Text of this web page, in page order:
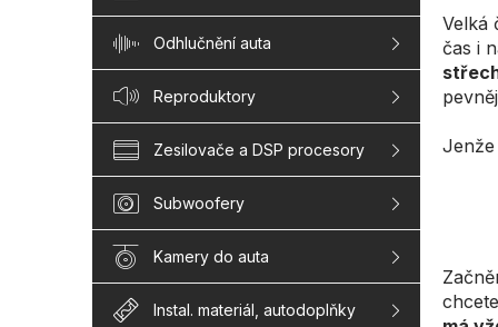
l
Odhlučnění auta
Reproduktory
Zesilovače a DSP procesory
Subwoofery
Kamery do auta
Instal. materiál, autodoplňky
Velká
čas i